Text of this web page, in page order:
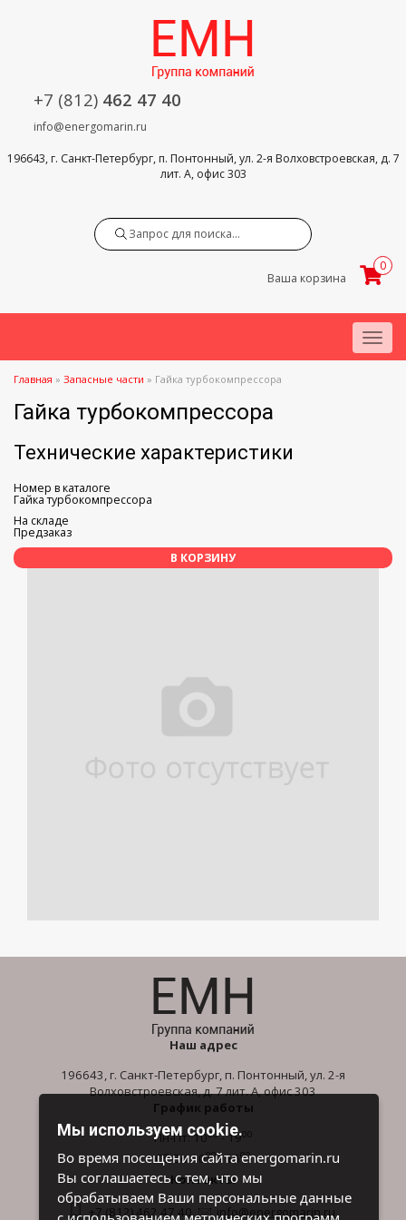
+7 (812) 462 47 40
info@energomarin.ru
196643, г. Санкт-Петербург, п. Понтонный, ул. 2-я Волховстроевская, д. 7
лит. А, офис 303
Ваша корзина
0
Menu
Главная » Запасные части » Гайка турбокомпрессора
Гайка турбокомпрессора
Технические характеристики
Номер в каталоге
Гайка турбокомпрессора
На складе
Предзаказ
В КОРЗИНУ
Наш адрес
196643, г. Санкт-Петербург, п. Понтонный, ул. 2-я
Волховстроевская, д. 7 лит. А, офис 303
График работы
Пн-Пт: 1000- 1900
Сб-Вс: 1000- 1600
Контакты
+7 (812) 462 47 40 info@energomarin.ru
Мы используем cookie.
Во время посещения сайта energomarin.ru
Вы соглашаетесь с тем, что мы
обрабатываем Ваши персональные данные